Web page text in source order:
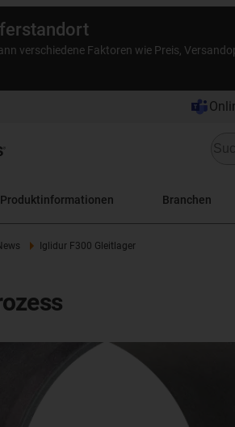
verschiedene Faktoren wie Preis,
Produktinformationen Branchen
Iglidur F300 Gleitlager